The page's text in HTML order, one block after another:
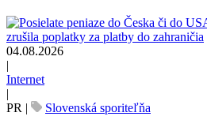
04.08.2026
|
Internet
|
PR | Slovenská sporiteľňa